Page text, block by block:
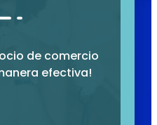
de comercio
efectiva!